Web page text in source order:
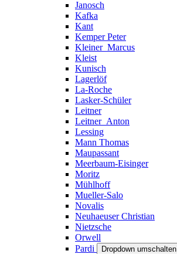
Janosch
Kafka
Kant
Kemper Peter
Kleiner_Marcus
Kleist
Kunisch
Lagerlöf
La-Roche
Lasker-Schüler
Leitner
Leitner_Anton
Lessing
Mann Thomas
Maupassant
Meerbaum-Eisinger
Moritz
Mühlhoff
Mueller-Salo
Novalis
Neuhaeuser Christian
Nietzsche
Orwell
Pardi
Dropdown umschalten